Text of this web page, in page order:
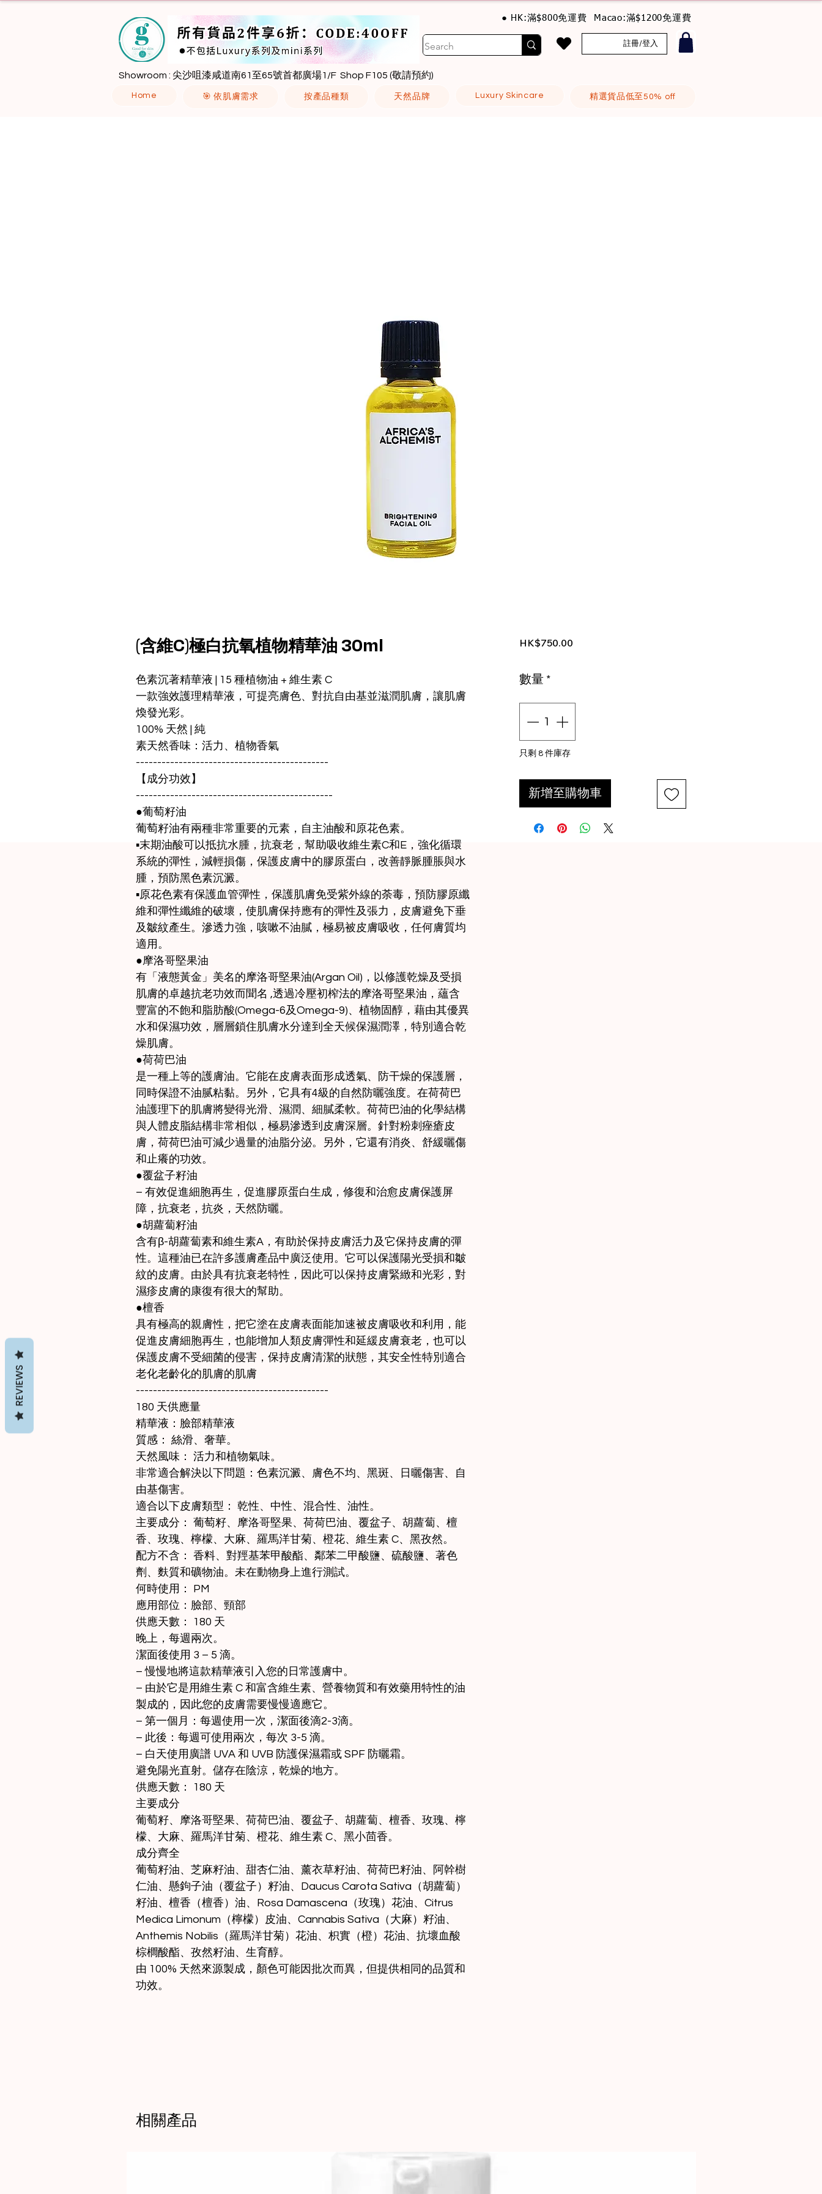
● HK:滿$800免運費 Macao:滿$1200免運費
註冊/登入
Showroom : 尖沙咀漆咸道南61至65號首都廣場1/F Shop F105 (敬請預約)
Home 🎯 依肌膚需求 按產品種類 天然品牌 Luxury Skincare 精選貨品低至50% off
(含維C)極白抗氧植物精華油 30ml
色素沉著精華液 | 15 種植物油 + 維生素 C
一款強效護理精華液，可提亮膚色、對抗自由基並滋潤肌膚，讓肌膚
煥發光彩。
100% 天然 | 純
素天然香味：活力、植物香氣
---------------------------------------------
【成分功效】
----------------------------------------------
●葡萄籽油
葡萄籽油有兩種非常重要的元素，自主油酸和原花色素。
▪︎末期油酸可以抵抗水腫，抗衰老，幫助吸收維生素C和E，強化循環
系統的彈性，減輕損傷，保護皮膚中的膠原蛋白，改善靜脈腫脹與水
腫，預防黑色素沉澱。
▪︎原花色素有保護血管彈性，保護肌膚免受紫外線的荼毒，預防膠原纖
維和彈性纖維的破壞，使肌膚保持應有的彈性及張力，皮膚避免下垂
及皺紋產生。滲透力強，咳嗽不油膩，極易被皮膚吸收，任何膚質均
適用。
●摩洛哥堅果油
有「液態黃金」美名的摩洛哥堅果油(Argan Oil)，以修護乾燥及受損
肌膚的卓越抗老功效而聞名 ,透過冷壓初榨法的摩洛哥堅果油，蘊含
豐富的不飽和脂肪酸(Omega-6及Omega-9)、植物固醇，藉由其優異
水和保濕功效，層層鎖住肌膚水分達到全天候保濕潤澤，特別適合乾
燥肌膚。
●荷荷巴油
是一種上等的護膚油。它能在皮膚表面形成透氣、防干燥的保護層，
同時保證不油腻粘黏。另外，它具有4級的自然防曬強度。在荷荷巴
油護理下的肌膚將變得光滑、濕潤、細膩柔軟。荷荷巴油的化學結構
與人體皮脂結構非常相似，極易滲透到皮膚深層。針對粉刺痤瘡皮
膚，荷荷巴油可減少過量的油脂分泌。另外，它還有消炎、舒緩曬傷
和止癢的功效。
●覆盆子籽油
– 有效促進細胞再生，促進膠原蛋白生成，修復和治愈皮膚保護屏
障，抗衰老，抗炎，天然防曬。
●胡蘿蔔籽油
含有β-胡蘿蔔素和維生素A，有助於保持皮膚活力及它保持皮膚的彈
性。這種油已在許多護膚產品中廣泛使用。它可以保護陽光受損和皺
紋的皮膚。由於具有抗衰老特性，因此可以保持皮膚緊緻和光彩，對
濕疹皮膚的康復有很大的幫助。
●檀香
具有極高的親膚性，把它塗在皮膚表面能加速被皮膚吸收和利用，能
促進皮膚細胞再生，也能增加人類皮膚彈性和延緩皮膚衰老，也可以
保護皮膚不受細菌的侵害，保持皮膚清潔的狀態，其安全性特別適合
老化老齡化的肌膚的肌膚
---------------------------------------------
180 天供應量
精華液：臉部精華液
質感： 絲滑、奢華。
天然風味： 活力和植物氣味。
非常適合解決以下問題：色素沉澱、膚色不均、黑斑、日曬傷害、自
由基傷害。
適合以下皮膚類型： 乾性、中性、混合性、油性。
主要成分： 葡萄籽、摩洛哥堅果、荷荷巴油、覆盆子、胡蘿蔔、檀
香、玫瑰、檸檬、大麻、羅馬洋甘菊、橙花、維生素 C、黑孜然。
配方不含： 香料、對羥基苯甲酸酯、鄰苯二甲酸鹽、硫酸鹽、著色
劑、麩質和礦物油。未在動物身上進行測試。
何時使用： PM
應用部位：臉部、頸部
供應天數： 180 天
晚上，每週兩次。
潔面後使用 3 – 5 滴。
– 慢慢地將這款精華液引入您的日常護膚中。
– 由於它是用維生素 C 和富含維生素、營養物質和有效藥用特性的油
製成的，因此您的皮膚需要慢慢適應它。
– 第一個月：每週使用一次，潔面後滴2-3滴。
– 此後：每週可使用兩次，每次 3-5 滴。
– 白天使用廣譜 UVA 和 UVB 防護保濕霜或 SPF 防曬霜。
避免陽光直射。儲存在陰涼，乾燥的地方。
供應天數： 180 天
主要成分
葡萄籽、摩洛哥堅果、荷荷巴油、覆盆子、胡蘿蔔、檀香、玫瑰、檸
檬、大麻、羅馬洋甘菊、橙花、維生素 C、黑小茴香。
成分齊全
葡萄籽油、芝麻籽油、甜杏仁油、薰衣草籽油、荷荷巴籽油、阿幹樹
仁油、懸鉤子油（覆盆子）籽油、Daucus Carota Sativa（胡蘿蔔）
籽油、檀香（檀香）油、Rosa Damascena（玫瑰）花油、Citrus
Medica Limonum（檸檬）皮油、Cannabis Sativa（大麻）籽油、
Anthemis Nobilis（羅馬洋甘菊）花油、枳實（橙）花油、抗壞血酸
棕櫚酸酯、孜然籽油、生育醇。
由 100% 天然來源製成，顏色可能因批次而異，但提供相同的品質和
功效。
HK$750.00價格
數量 *
只剩 8 件庫存
新增至購物車
相關產品
REVIEWS